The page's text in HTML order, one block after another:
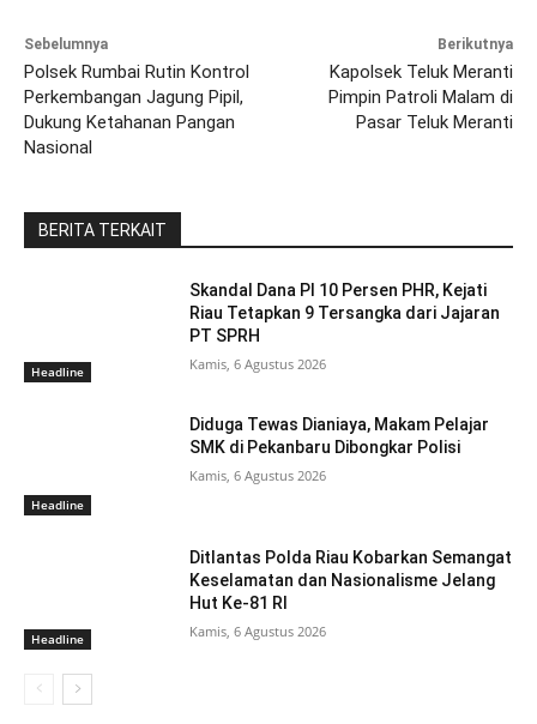
Sebelumnya
Polsek Rumbai Rutin Kontrol
Perkembangan Jagung Pipil,
Dukung Ketahanan Pangan
Nasional
Berikutnya
Kapolsek Teluk Meranti
Pimpin Patroli Malam di
Pasar Teluk Meranti
BERITA TERKAIT
Headline
Skandal Dana PI 10 Persen PHR, Kejati
Riau Tetapkan 9 Tersangka dari Jajaran
PT SPRH
Kamis, 6 Agustus 2026
Headline
Diduga Tewas Dianiaya, Makam Pelajar
SMK di Pekanbaru Dibongkar Polisi
Kamis, 6 Agustus 2026
Headline
Ditlantas Polda Riau Kobarkan Semangat
Keselamatan dan Nasionalisme Jelang
Hut Ke-81 RI
Kamis, 6 Agustus 2026